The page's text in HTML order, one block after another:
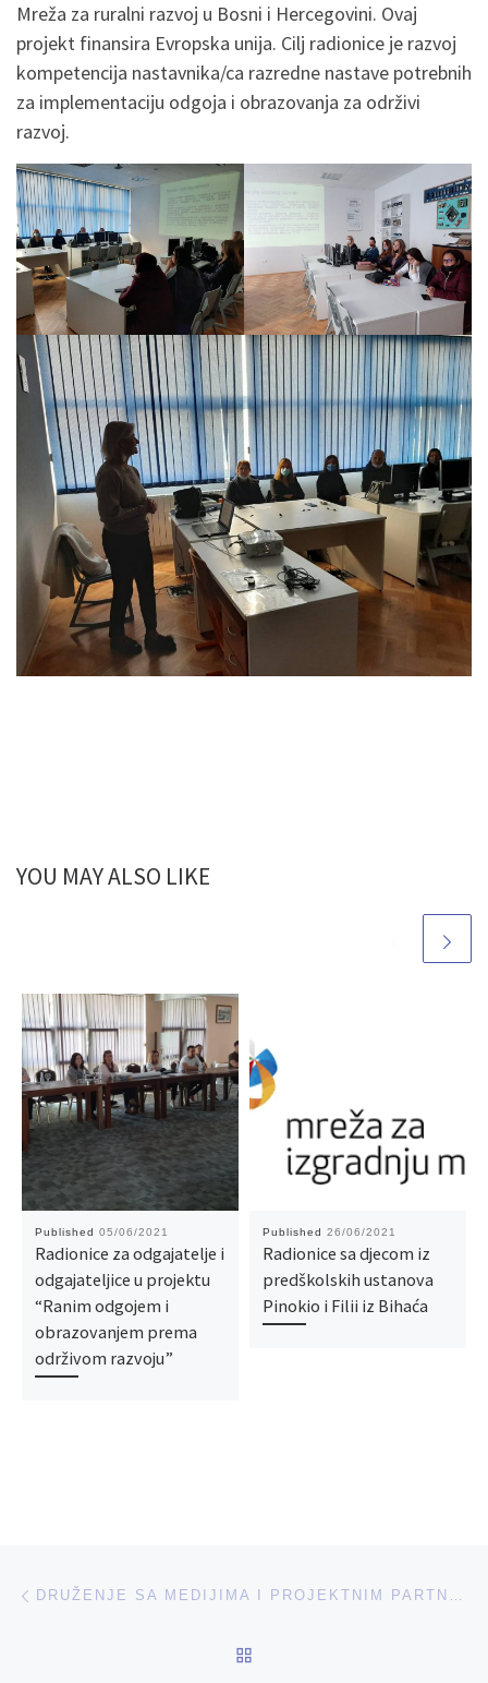
Mreža za ruralni razvoj u Bosni i Hercegovini. Ovaj
projekt finansira Evropska unija. Cilj radionice je razvoj
kompetencija nastavnika/ca razredne nastave potrebnih
za implementaciju odgoja i obrazovanja za održivi
razvoj.
YOU MAY ALSO LIKE
Published 05/06/2021
Radionice za odgajatelje i
odgajateljice u projektu
“Ranim odgojem i
obrazovanjem prema
održivom razvoju”
Published 26/06/2021
Radionice sa djecom iz
predškolskih ustanova
Pinokio i Filii iz Bihaća
Post navigation DRUŽENJE SA MEDIJIMA I PROJEKTNIM PARTNERIMA